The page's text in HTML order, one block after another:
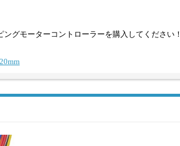
グモーターコントローラーを購入してください！